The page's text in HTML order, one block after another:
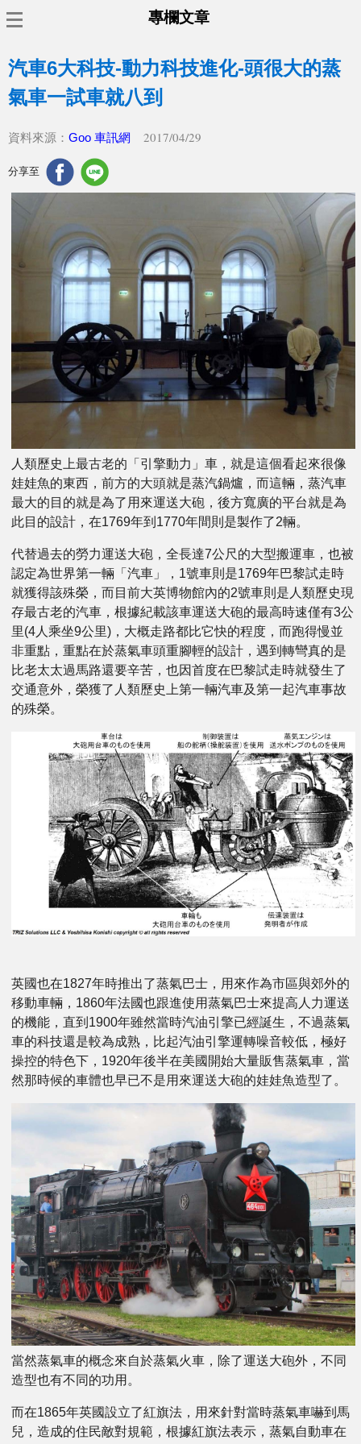
專欄文章
汽車6大科技-動力科技進化-頭很大的蒸
氣車一試車就八到
資料來源： Goo 車訊網 2017/04/29
分享至
人類歷史上最古老的「引擎動力」車，就是這個看起來很像
娃娃魚的東西，前方的大頭就是蒸汽鍋爐，而這輛，蒸汽車
最大的目的就是為了用來運送大砲，後方寬廣的平台就是為
此目的設計，在1769年到1770年間則是製作了2輛。
代替過去的勞力運送大砲，全長達7公尺的大型搬運車，也被
認定為世界第一輛「汽車」，1號車則是1769年巴黎試走時
就獲得該殊榮，而目前大英博物館內的2號車則是人類歷史現
存最古老的汽車，根據紀載該車運送大砲的最高時速僅有3公
里(4人乘坐9公里)，大概走路都比它快的程度，而跑得慢並
非重點，重點在於蒸氣車頭重腳輕的設計，遇到轉彎真的是
比老太太過馬路還要辛苦，也因首度在巴黎試走時就發生了
交通意外，榮獲了人類歷史上第一輛汽車及第一起汽車事故
的殊榮。
英國也在1827年時推出了蒸氣巴士，用來作為市區與郊外的
移動車輛，1860年法國也跟進使用蒸氣巴士來提高人力運送
的機能，直到1900年雖然當時汽油引擎已經誕生，不過蒸氣
車的科技還是較為成熟，比起汽油引擎運轉噪音較低，極好
操控的特色下，1920年後半在美國開始大量販售蒸氣車，當
然那時候的車體也早已不是用來運送大砲的娃娃魚造型了。
當然蒸氣車的概念來自於蒸氣火車，除了運送大砲外，不同
造型也有不同的功用。
而在1865年英國設立了紅旗法，用來針對當時蒸氣車嚇到馬
兒，造成的住民敵對規範，根據紅旗法表示，蒸氣自動車在